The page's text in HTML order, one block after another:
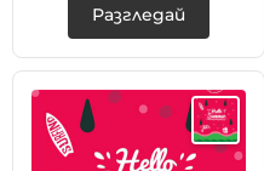
Разгледай